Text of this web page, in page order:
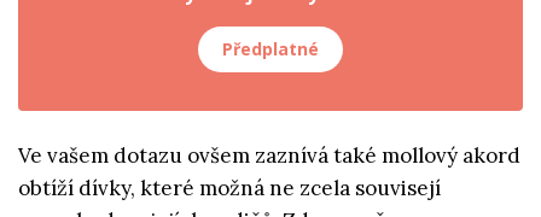
Předplatné
Ve vašem dotazu ovšem zaznívá také mollový akord
obtíží dívky, které možná ne zcela souvisejí